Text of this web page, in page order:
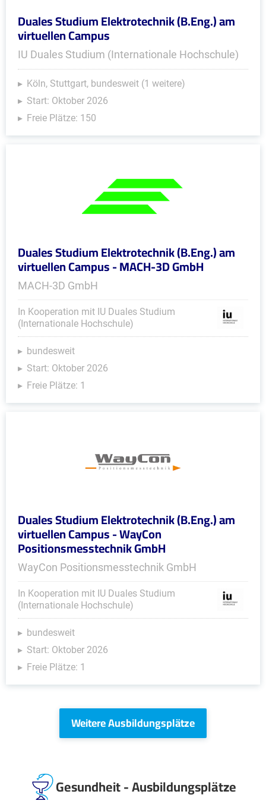
Duales Studium Elektrotechnik (B.Eng.) am
virtuellen Campus
IU Duales Studium (Internationale Hochschule)
Köln, Stuttgart, bundesweit (1 weitere)
Start: Oktober 2026
Freie Plätze: 150
Duales Studium Elektrotechnik (B.Eng.) am
virtuellen Campus - MACH-3D GmbH
MACH-3D GmbH
In Kooperation mit IU Duales Studium
(Internationale Hochschule)
bundesweit
Start: Oktober 2026
Freie Plätze: 1
Duales Studium Elektrotechnik (B.Eng.) am
virtuellen Campus - WayCon
Positionsmesstechnik GmbH
WayCon Positionsmesstechnik GmbH
In Kooperation mit IU Duales Studium
(Internationale Hochschule)
bundesweit
Start: Oktober 2026
Freie Plätze: 1
Weitere Ausbildungsplätze
Gesundheit - Ausbildungsplätze